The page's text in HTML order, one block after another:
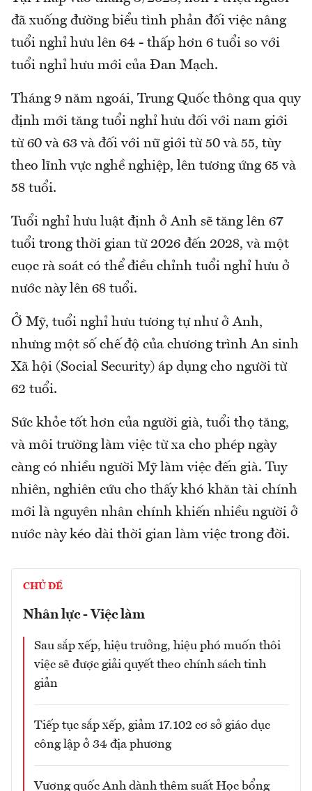
đã xuống đường biểu tình phản đối việc nâng
tuổi nghỉ hưu lên 64 - thấp hơn 6 tuổi so với
tuổi nghỉ hưu mới của Đan Mạch.
Tháng 9 năm ngoái, Trung Quốc thông qua quy
định mới tăng tuổi nghỉ hưu đối với nam giới
từ 60 và 63 và đối với nữ giới từ 50 và 55, tùy
theo lĩnh vực nghề nghiệp, lên tương ứng 65 và
58 tuổi.
Tuổi nghỉ hưu luật định ở Anh sẽ tăng lên 67
tuổi trong thời gian từ 2026 đến 2028, và một
cuọc rà soát có thể điều chỉnh tuổi nghỉ hưu ở
nước này lên 68 tuổi.
Ở Mỹ, tuổi nghỉ hưu tương tự như ở Anh,
nhưng một số chế độ của chương trình An sinh
Xã hội (Social Security) áp dụng cho người từ
62 tuổi.
Sức khỏe tốt hơn của người già, tuổi thọ tăng,
và môi trường làm việc từ xa cho phép ngày
càng có nhiều người Mỹ làm việc đến già. Tuy
nhiên, nghiên cứu cho thấy khó khăn tài chính
mới là nguyên nhân chính khiến nhiều người ở
nước này kéo dài thời gian làm việc trong đời.
CHỦ ĐỀ
Nhân lực - Việc làm
Sau sắp xếp, hiệu trưởng, hiệu phó muốn thôi
việc sẽ được giải quyết theo chính sách tinh
giản
Tiếp tục sắp xếp, giảm 17.102 cơ sở giáo dục
công lập ở 34 địa phương
Vương quốc Anh dành thêm suất Học bổng